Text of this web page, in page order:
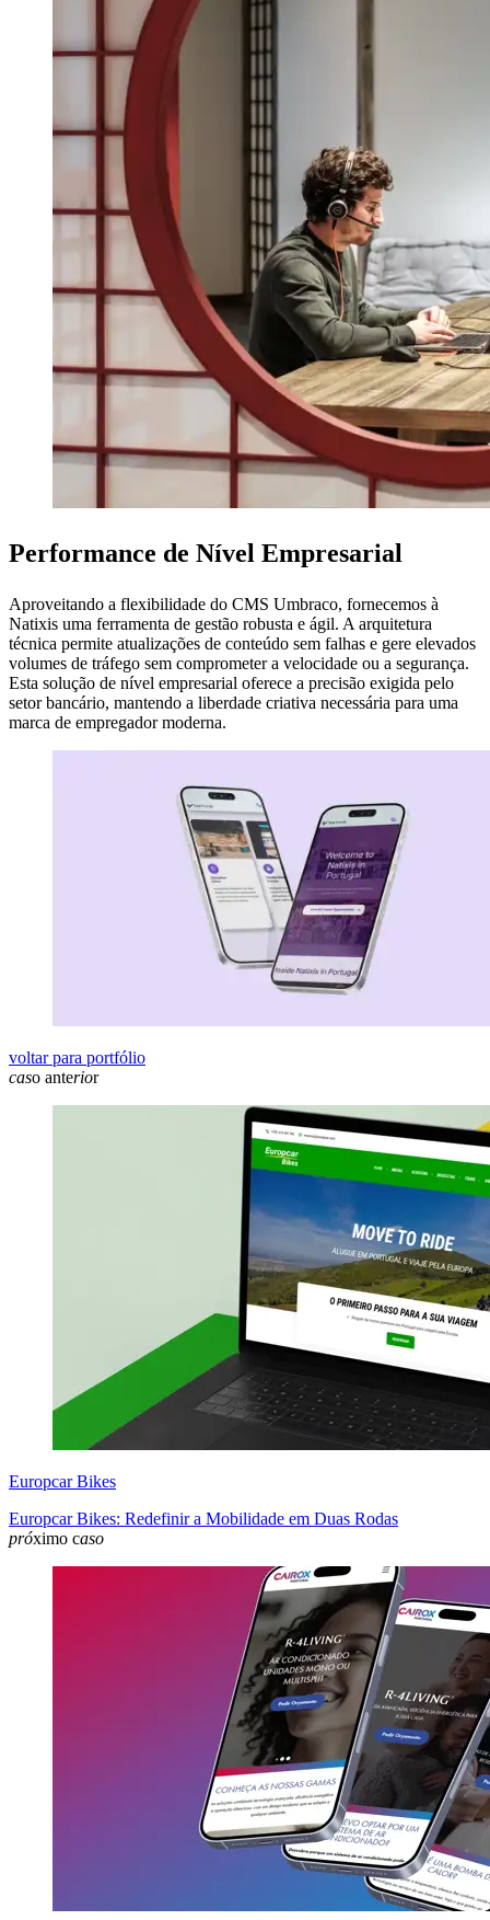
Performance de Nível Empresarial
Aproveitando a flexibilidade do CMS Umbraco, fornecemos à
Natixis uma ferramenta de gestão robusta e ágil. A arquitetura
técnica permite atualizações de conteúdo sem falhas e gere elevados
volumes de tráfego sem comprometer a velocidade ou a segurança.
Esta solução de nível empresarial oferece a precisão exigida pelo
setor bancário, mantendo a liberdade criativa necessária para uma
marca de empregador moderna.
voltar para portfólio
caso anterior
Europcar Bikes
Europcar Bikes: Redefinir a Mobilidade em Duas Rodas
próximo caso